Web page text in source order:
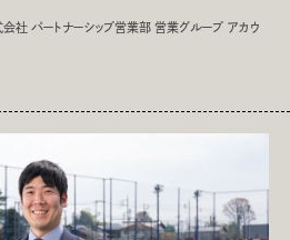
会社 パートナーシップ営業部 営業グループ アカウ